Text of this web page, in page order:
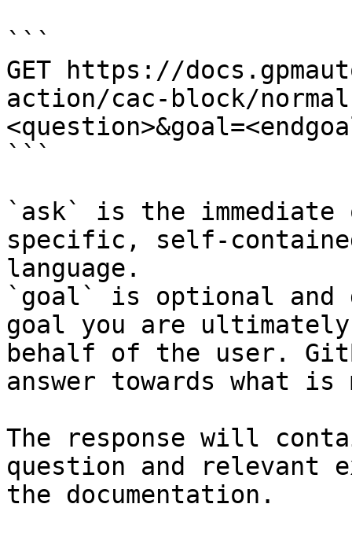
```
GET https://
action/cac-block/
```
`ask` is the
specific, self-
language.
`goal` is optional and
goal you are
behalf of the user.
answer towards what
The response will
question and relevant
the documentation.